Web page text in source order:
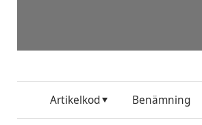
Artikelkod Benämning